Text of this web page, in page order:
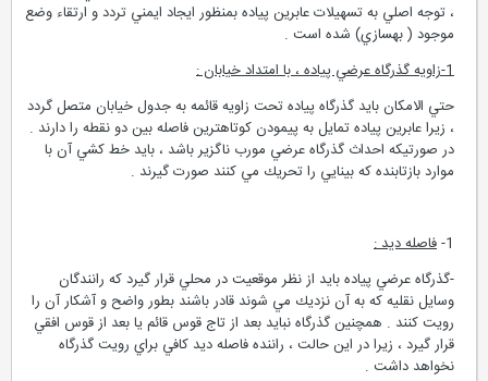
، توجه اصلي به تسهيلات عابرين پياده بمنظور ايجاد ايمني تردد و ارتقاء وضع
موجود ( بهسازي) شده است .
حتي الامكان بايد گذرگاه پياده تحت زاويه قائمه به جدول خيابان متصل گردد
، زيرا عابرين پياده تمايل به پيمودن كوتاهترين فاصله بين دو نقطه را دارند .
در صورتيكه احداث گذرگاه عرضي مورب ناگزير باشد ، بايد خط كشي آن با
موارد بازتابنده كه بينايي را تحريك مي كنند صورت گيرند .
فاصله ديد :
-گذرگاه عرضي پياده بايد از نظر موقعيت در محلي قرار گيرد كه رانندگان
وسايل نقليه كه به آن نزديك مي شوند قادر باشند بطور واضح و آشكار آن را
رويت كنند . همچنين گذرگاه نبايد بعد از تاج قوس قائم يا بعد از قوس افقي
قرار گيرد ، زيرا در اين حالت ، راننده فاصله ديد كافي براي رويت گذرگاه
نخواهد داشت .